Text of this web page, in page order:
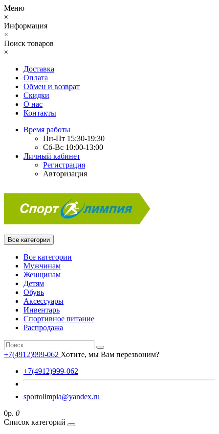
Меню
×
Информация
×
Поиск товаров
×
Доставка
Оплата
Обмен и возврат
Скидки
О нас
Контакты
Время работы
Пн-Пт 15:30-19:30
Сб-Вс 10:00-13:00
Личный кабинет
Регистрация
Авторизация
Все категории
Все категории
Мужчинам
Женщинам
Детям
Обувь
Аксессуары
Инвентарь
Спортивное питание
Распродажа
+7(4912)999-062 Хотите, мы Вам перезвоним?
+7(4912)999-062
sportolimpia@yandex.ru
0р. 0
Список категорий